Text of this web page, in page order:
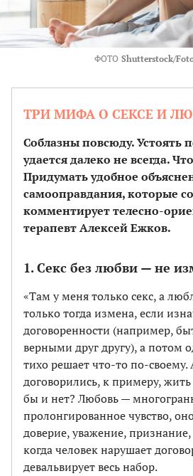
ФОТО Shutterstock/
ТРИ МИФА О СЕКСЕ И
Соблазны повсюду. Устоять
удается далеко не всегда.
Придумать удобное
самооправдания, которые
комментирует телесно-
терапевт Алексей Ежков.
1. Секс без любви — не
«Там у меня только секс, а
только тогда измена, если
договоренности (например,
верными друг другу), а потом
тихо решает что-то по-своему.
договорились, к примеру,
бы и нет? Любовь —
пролонгированное чувство,
доверие, уважение,
когда человек нарушает
девальвирует весь набор.